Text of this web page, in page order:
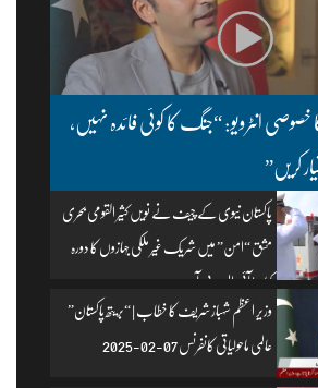
انٹرویو: “جنگ کا کوئی فائدہ نہیں،
کریں”
پاکستان نیوی کے چیف نے نویں کثیر القومی بحری
مشق “امن” میں شریک غیر ملکی جہازوں کا دورہ
کیا۔ | آئی ایس پی آر
وزیرِ اعظم شہباز شریف کا خطاب | “بریتھ پاکستان”
عالمی ماحولیاتی کانفرنس 07-02-2025